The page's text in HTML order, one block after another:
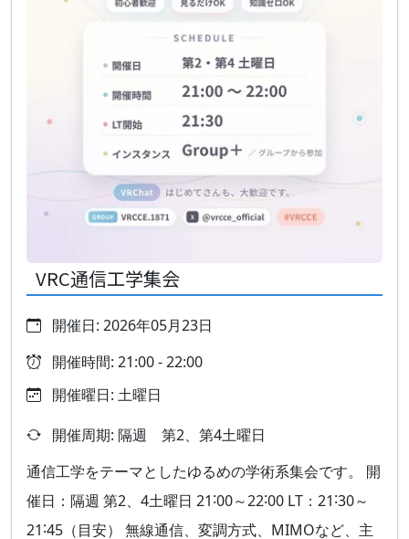
VRC通信工学集会
開催日: 2026年05月23日
開催時間: 21:00 - 22:00
開催曜日: 土曜日
開催周期: 隔週 第2、第4土曜日
通信工学をテーマとしたゆるめの学術系集会です。 開
催日：隔週 第2、4土曜日 21˸00～22˸00 LT：21˸30～
21˸45（目安） 無線通信、変調方式、MIMOなど、主